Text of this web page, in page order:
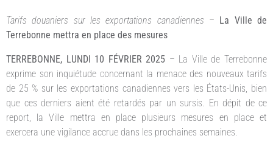
Tarifs douaniers sur les exportations canadiennes – La Ville de
Terrebonne mettra en place des mesures
TERREBONNE, LUNDI 10 FÉVRIER 2025 – La Ville de Terrebonne
exprime son inquiétude concernant la menace des nouveaux tarifs
de 25 % sur les exportations canadiennes vers les États-Unis, bien
que ces derniers aient été retardés par un sursis. En dépit de ce
report, la Ville mettra en place plusieurs mesures en place et
exercera une vigilance accrue dans les prochaines semaines.